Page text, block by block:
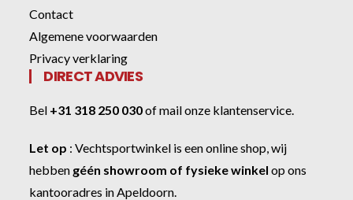
Contact
Algemene voorwaarden
Privacy verklaring
DIRECT ADVIES
Bel +31 318 250 030ofmail onze klantenservice
Let op :Vechtsportwinkel is een online shop, wij
hebben géén showroom of fysieke winkel op ons
kantooradres in Apeldoorn.